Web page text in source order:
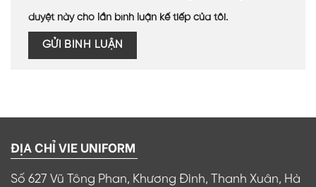
duyệt này cho lần bình luận kế tiếp của tôi.
ĐỊA CHỈ VIE UNIFORM
Số 627 Vũ Tông Phan, Khương Đình, Thanh Xuân, Hà